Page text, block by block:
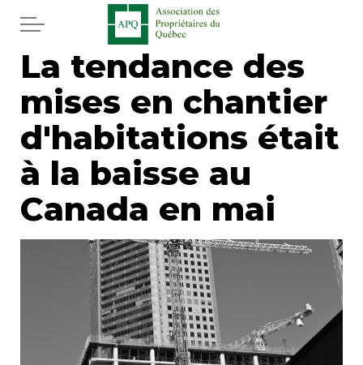
Aller au contenu principal
Accueil
Services
Actualités
Journal
Mot de l'éditeur
La tendance des
mises en chantier
d'habitations était
à la baisse au
Canada en mai